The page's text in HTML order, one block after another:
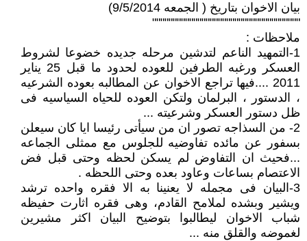
بيان الاخوان بتاريخ ( الجمعه 9/5/2014)
""""""""""""""""""""""""""""""""""""
ملاحظات :
1-التمهيد الناعم لتدشين مرحله جديده خضوعا لشروط
العسكر ورغبه الطرفين للعوده لحدود ما قبل 25 يناير
2011 ....فيها تراجع الاخوان عن المطالبه بعوده الشرعيه
، الدستور ، البرلمان ولتكن العوده للحياه السياسيه فى
ظل دستور العسكر وشرعيته ...
2- من السذاجه تصور ان من سيأتى رئيسا ايا كان سيعلن
بسفور عن مائده تفاوضيه للجلوس مع ممثلى الجماعه
...فحيث ان التفاوض لم يسكن لحظه وحتى قبل فض
الاعتصام بساعات وعاود بعده وحتى اللحظه .
3-البيان فى مجمله لا يعنينا به الا فقره واحده ترشد
ويشير وبشده لملامح القادم، وهى فقره اثارت حفيظه
شباب الاخوان ليطالبوا بتوضيح البيان اكثر مشيرين
لغموضه والقلق منه ...